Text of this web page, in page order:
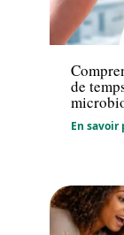
Santé
de
En savoir